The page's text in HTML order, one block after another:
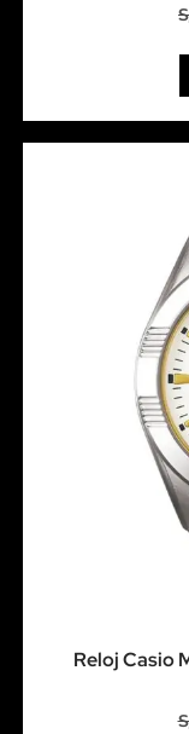
Reloj Casio